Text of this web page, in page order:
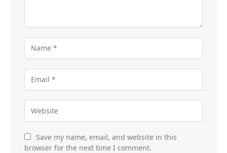
Save my name, email, and website in this
browser for the next time I comment.